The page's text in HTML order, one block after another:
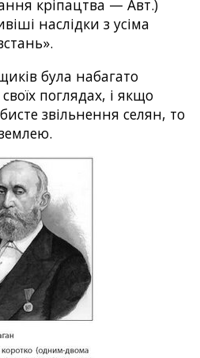
кріпацтва — Авт.)
наслідки з усіма
була набагато
поглядах, і якщо
звільнення селян, то